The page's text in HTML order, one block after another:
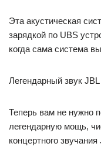
Эта акустическая
зарядкой по UBS
когда сама система
Легендарный звук JBL
Теперь вам не нужно
легендарную мощь,
концертного звучания